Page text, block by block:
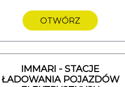
OTWÓRZ
IMMARI - STACJE
ŁADOWANIA POJAZDÓW